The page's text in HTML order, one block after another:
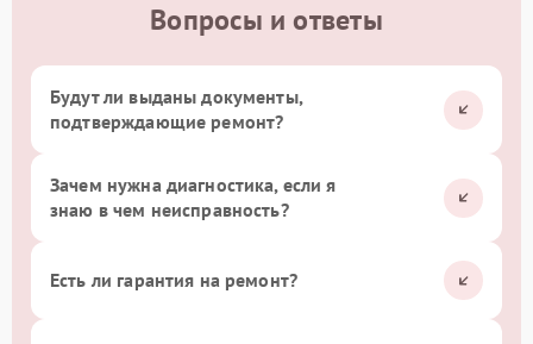
Вопросы и ответы
Будут ли выданы документы,
подтверждающие ремонт?
Зачем нужна диагностика, если я
знаю в чем неисправность?
Есть ли гарантия на ремонт?